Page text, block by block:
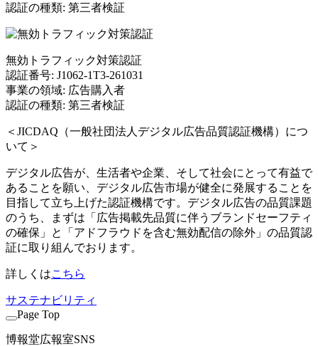
認証の種類: 第三者検証
無効トラフィック対策認証
認証番号: J1062-1T3-261031
事業の領域: 広告購入者
認証の種類: 第三者検証
＜JICDAQ（一般社団法人デジタル広告品質認証機構）につ
いて＞
デジタル広告が、生活者や企業、そして社会にとって有益で
あることを願い、デジタル広告市場が健全に発展することを
目指して立ち上げた認証機構です。デジタル広告の品質課題
のうち、まずは「広告掲載先品質に伴うブランドセーフティ
の確保」と「アドフラウドを含む無効配信の除外」の品質認
証に取り組んでおります。
詳しくはこちら
サステナビリティ
Page Top
博報堂広報室SNS